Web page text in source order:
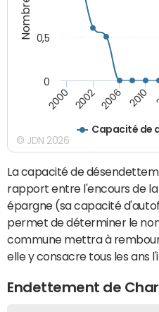
Capacité de
2000 2002 2006 2010
0
0,5
© JDN 2026
La capacité de
rapport entre l'encours de
épargne (sa capacité
permet de déterminer le
commune mettra à
elle y consacre tous les ans
Endettement de